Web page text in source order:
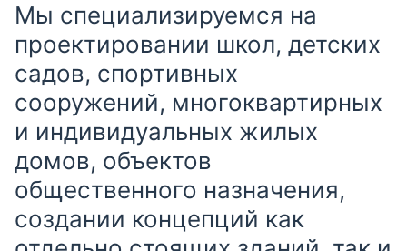
Мы специализируемся на
проектировании школ, детских
садов, спортивных
сооружений, многоквартирных
и индивидуальных жилых
домов, объектов
общественного назначения,
создании концепций как